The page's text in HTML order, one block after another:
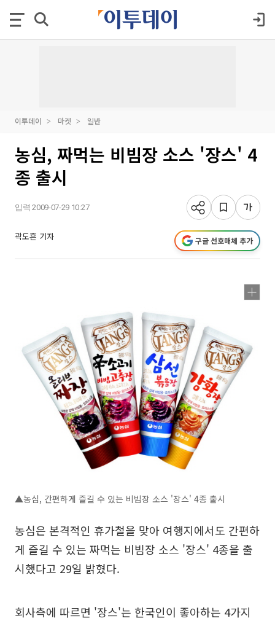
이투데이 마켓 일반
농심, 짜먹는 비빔장 소스 '장스' 4
종 출시
입력 2009-07-29 10:27
곽도흔 기자 구글 선호매체 추가
▲농심, 간편하게 즐길 수 있는 비빔장 소스 '장스' 4종 출시
농심은 본격적인 휴가철을 맞아 여행지에서도 간편하
게 즐길 수 있는 짜먹는 비빔장 소스 '장스' 4종을 출
시했다고 29일 밝혔다.
회사측에 따르면 '장스'는 한국인이 좋아하는 4가지